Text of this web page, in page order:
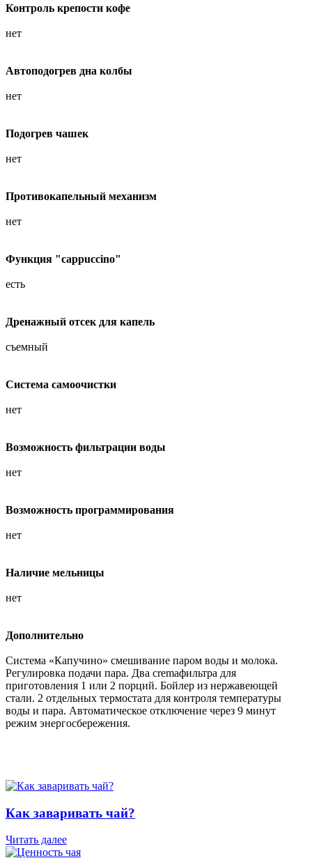
Контроль крепости кофе
нет
Автоподогрев дна колбы
нет
Подогрев чашек
нет
Противокапельный механизм
нет
Функция "cappuccino"
есть
Дренажный отсек для капель
съемный
Система самоочистки
нет
Возможность фильтрации воды
нет
Возможность программирования
нет
Наличие мельницы
нет
Дополнительно
Cистема «Капучино» смешивание паром воды и молока.
Регулировка подачи пара. Два cremaфильтра для
приготовления 1 или 2 порций. Бойлер из нержавеющей
стали. 2 отдельных термостата для контроля температуры
воды и пара. Автоматическое отключение через 9 минут
режим энергосбережения.
Как заваривать чай?
Читать далее